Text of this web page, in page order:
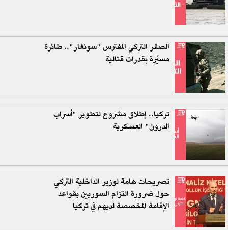
الصقر التركي المفترس "سونغار".. طائرة
مسيّرة بقدرات قتالية
تركيا.. إطلاق مشروع لتطوير "أسراب
الدرون" العسكرية
تصريحات هامة لوزير الداخلية التركي
حول ضرورة التزام السوريين بقواعد
الإقامة المخصصة لديهم في تركيا